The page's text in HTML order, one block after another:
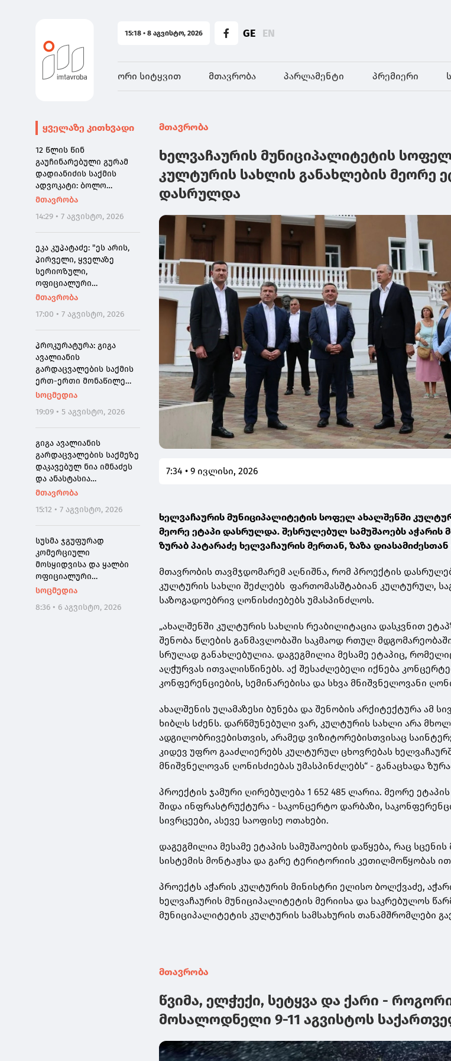
15:18 • 8 აგვისტო, 2026 GE EN
ორი სიტყვით მთავრობა პარლამენტი პრემიერი
ყველაზე კითხვადი
12 წლის წინ
გაუჩინარებული გურამ
დადიანიძის საქმის
ადვოკატი: ბოლო
წამებზე ნამდვილად
"კახა, არ მიმატოვო,
გეხვეწები" - ვიდეოს
დადებას ვაპირებდით
ორშაბათისთვის. რადგან
"გაჟონა", ამიტომ დღეს
მომიწია
მთავრობა
14:29 • 7 აგვისტო, 2026
ეკა კუპატაძე: "ეს არის,
პირველი, ყველაზე
სერიოზული,
ოფიციალური
განცხადება ჩემგან ამ 10
კიდევ ერთხელ გთხოვთ,
დამეხმარეთ
გაზიარებაში"
მთავრობა
17:00 • 7 აგვისტო, 2026
პროკურატურა: გიგა
ავალიანის
გარდაცვალების საქმის
ერთ-ერთი მონაწილე
ნია იმნაძე დაკავებულია
სოცმედია
19:09 • 5 აგვისტო, 2026
გიგა ავალიანის
გარდაცვალების საქმეზე
დაკავებულ ნია იმნაძეს
და ანასტასია
ბერუაშვილს აღკვეთის
პატიმრობა შეეფარდათ
მთავრობა
15:12 • 7 აგვისტო, 2026
სუსმა ჯგუფურად
კომერციული
მოსყიდვისა და ყალბი
ოფიციალური
დოკუმენტის
დახმარების ფაქტზე,
სოცმედია
8:36 • 6 აგვისტო, 2026
მთავრობა
ხელვაჩაურის მუნიციპალიტეტის
კულტურის სახლის განახლების მეორე
დასრულდა
7:34 • 9 ივლისი, 2026
ხელვაჩაურის მუნიციპალიტეტის სოფელ ახალშენში
მეორე ეტაპი დასრულდა. შესრულებულ სამუშაოებს აჭარის
ზურაბ პატარაძე ხელვაჩაურის მერთან, ზაზა
მთავრობის თავმჯდომარემ აღნიშნა, რომ პროექტის
კულტურის სახლი შეძლებს ფართომასშტაბიან კულტურულ,
საზოგადოებრივ ღონისძიებებს უმასპინძლოს.
„ახალშენში კულტურის სახლის რეაბილიტაცია დასკვნით
შენობა წლების განმავლობაში საკმაოდ რთულ
სრულად განახლებულია. დაგეგმილია მესამე ეტაპიც,
აღჭურვას ითვალისწინებს. აქ შესაძლებელი იქნება
კონფერენციების, სემინარებისა და სხვა მნიშვნელოვანი
ახალშენის ულამაზესი ბუნება და შენობის არქიტექტურა ამ
ხიბლს სძენს. დარწმუნებული ვარ, კულტურის სახლი არა
ადგილობრივებისთვის, არამედ ვიზიტორებისთვისაც
კიდევ უფრო გააძლიერებს კულტურულ ცხოვრებას
მნიშვნელოვან ღონისძიებას უმასპინძლებს“ - განაცხადა
პროექტის ჯამური ღირებულება 1 652 485 ლარია. მეორე
შიდა ინფრასტრუქტურა - საკონცერტო დარბაზი,
სივრცეები, ასევე საოფისე ოთახები.
დაგეგმილია მესამე ეტაპის სამუშაოების დაწყება, რაც
სისტემის მონტაჟსა და გარე ტერიტორიის კეთილმოწყობას
პროექტს აჭარის კულტურის მინისტრი ელისო ბოლქვაძე,
ხელვაჩაურის მუნიციპალიტეტის მერიისა და საკრებულოს
მუნიციპალიტეტის კულტურის სამსახურის თანამშრომლები
მთავრობა
წვიმა, ელჭექი, სეტყვა და ქარი -
მოსალოდნელი 9-11 აგვისტოს